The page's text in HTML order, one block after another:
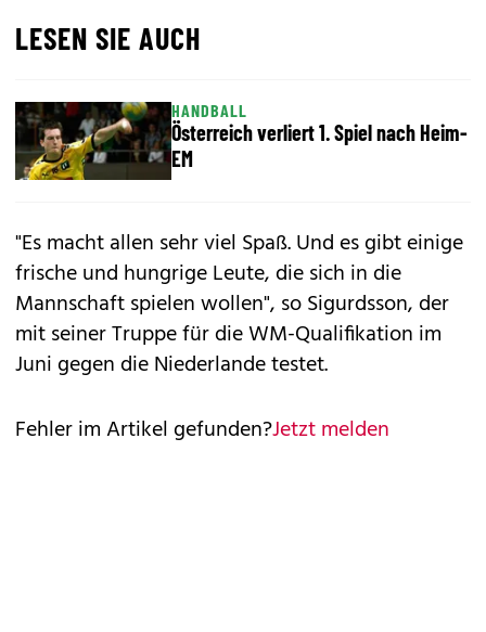
LESEN SIE AUCH
HANDBALL
Österreich verliert 1. Spiel nach Heim-
EM
"Es macht allen sehr viel Spaß. Und es gibt einige
frische und hungrige Leute, die sich in die
Mannschaft spielen wollen", so Sigurdsson, der
mit seiner Truppe für die WM-Qualifikation im
Juni gegen die Niederlande testet.
Fehler im Artikel gefunden?Jetzt melden